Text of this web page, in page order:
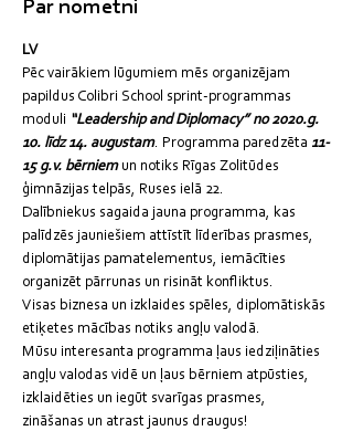
Par nometni
LV
Pēc vairākiem lūgumiem mēs organizējam
papildus Colibri School sprint-programmas
moduli “Leadership and Diplomacy” no 2020.g.
10. līdz 14. augustam. Programma paredzēta 11-
15 g.v. bērniem un notiks Rīgas Zolitūdes
ģimnāzijas telpās, Ruses ielā 22.
Dalībniekus sagaida jauna programma, kas
palīdzēs jauniešiem attīstīt līderības prasmes,
diplomātijas pamatelementus, iemācīties
organizēt pārrunas un risināt konfliktus.
Visas biznesa un izklaides spēles, diplomātiskās
etiķetes mācības notiks angļu valodā.
Mūsu interesanta programma ļaus iedziļināties
angļu valodas vidē un ļaus bērniem atpūsties,
izklaidēties un iegūt svarīgas prasmes,
zināšanas un atrast jaunus draugus!